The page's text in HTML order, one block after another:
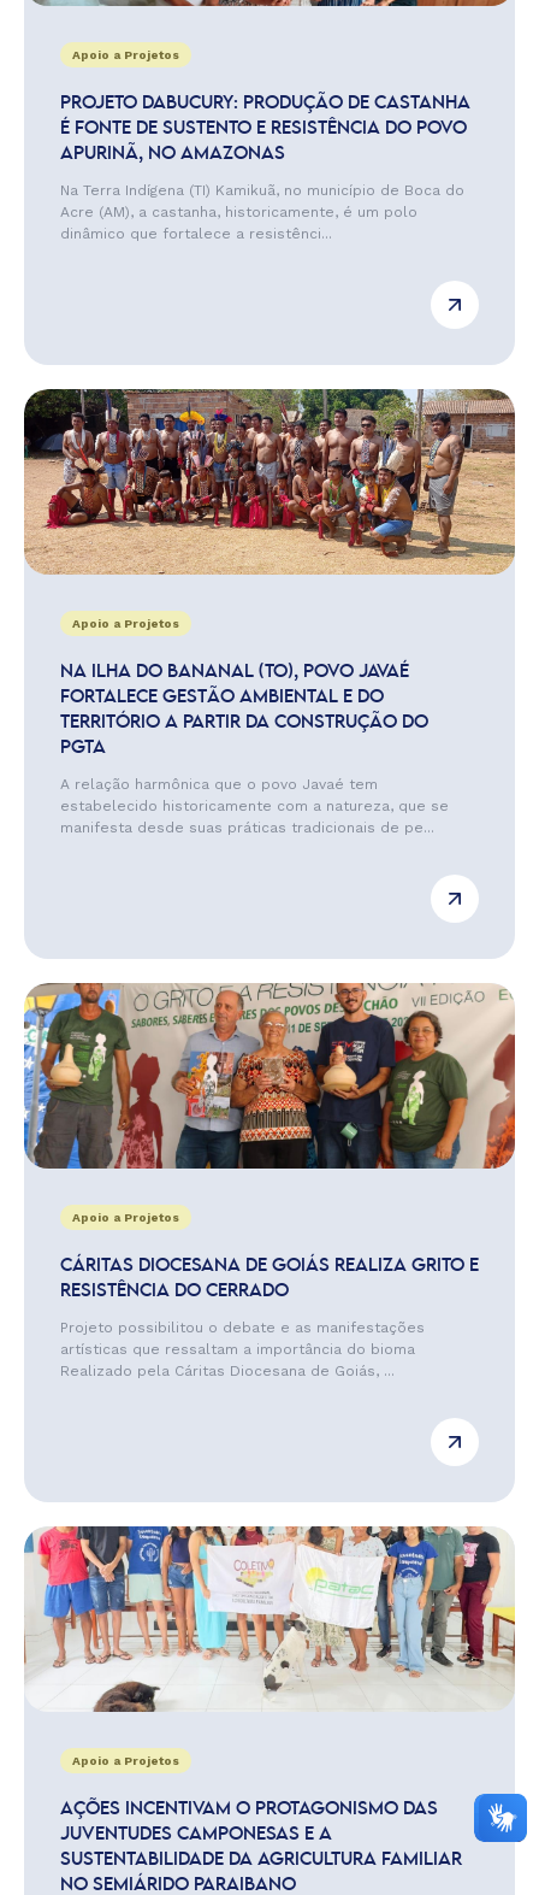
Apoio a Projetos
PROJETO DABUCURY: PRODUÇÃO DE CASTANHA
É FONTE DE SUSTENTO E RESISTÊNCIA DO POVO
APURINÃ, NO AMAZONAS
Na Terra Indígena (TI) Kamikuã, no município de Boca do
Acre (AM), a castanha, historicamente, é um polo
dinâmico que fortalece a resistênci...
Apoio a Projetos
NA ILHA DO BANANAL (TO), POVO JAVAÉ
FORTALECE GESTÃO AMBIENTAL E DO
TERRITÓRIO A PARTIR DA CONSTRUÇÃO DO
PGTA
A relação harmônica que o povo Javaé tem
estabelecido historicamente com a natureza, que se
manifesta desde suas práticas tradicionais de pe...
Apoio a Projetos
CÁRITAS DIOCESANA DE GOIÁS REALIZA GRITO E
RESISTÊNCIA DO CERRADO
Projeto possibilitou o debate e as manifestações
artísticas que ressaltam a importância do bioma
Realizado pela Cáritas Diocesana de Goiás, ...
Apoio a Projetos
AÇÕES INCENTIVAM O PROTAGONISMO DAS
JUVENTUDES CAMPONESAS E A
SUSTENTABILIDADE DA AGRICULTURA FAMILIAR
NO SEMIÁRIDO PARAIBANO